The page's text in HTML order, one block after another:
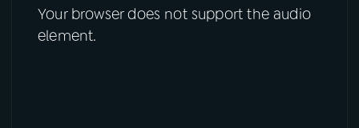
Your browser does not support the audio
element.